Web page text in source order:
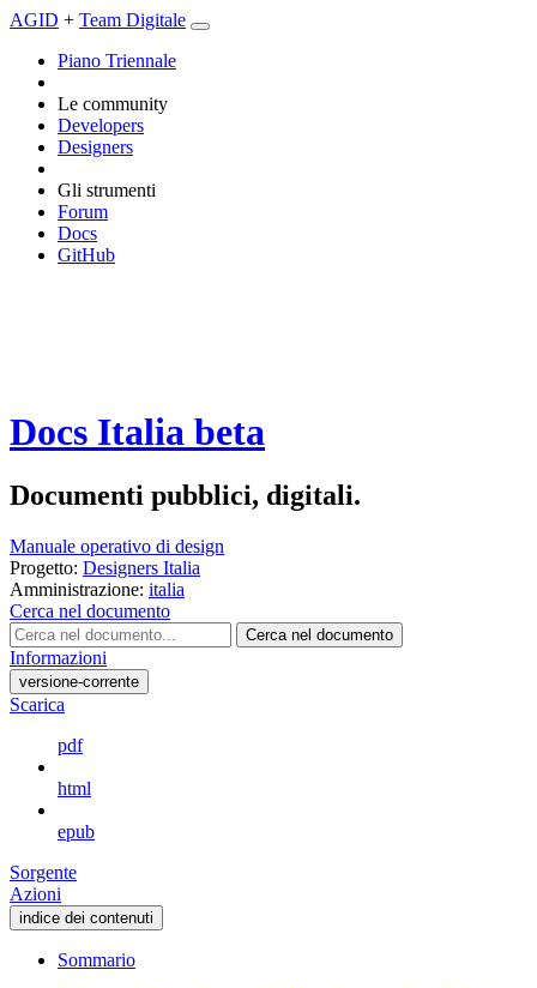
AGID + Team Digitale
Piano Triennale
Le community
Developers
Designers
Gli strumenti
Forum
Docs
GitHub
Docs Italia beta
Documenti pubblici, digitali.
Manuale operativo di design
Progetto: Designers Italia
Amministrazione: italia
Cerca nel documento
Cerca nel documento
Informazioni
versione-corrente
Scarica
pdf
html
epub
Sorgente
Azioni
indice dei contenuti
Sommario